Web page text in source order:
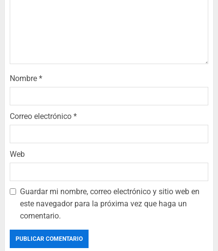
Nombre *
Correo electrónico *
Web
Guardar mi nombre, correo electrónico y sitio web en
este navegador para la próxima vez que haga un
comentario.